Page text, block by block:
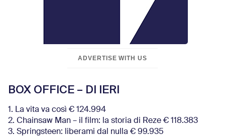
ADVERTISE WITH US
BOX OFFICE – DI IERI
1. La vita va così € 124.994
2. Chainsaw Man – il film: la storia di Reze € 118.383
3. Springsteen: liberami dal nulla € 99.935